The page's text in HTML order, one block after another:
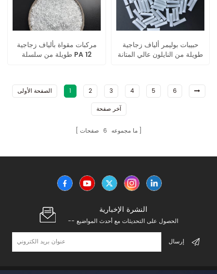
مركبات مقواة بألياف زجاجية
طويلة من سلسلة PA 12
حبيبات بوليمر ألياف زجاجية
طويلة من النايلون عالي المتانة
الصفحة الأولى 1 2 3 4 5
6
آخر صفحة
ما مجموعه 6 صفحات
النشرة الإخبارية
-- الحصول على التحديثات مع أحدث المواضيع